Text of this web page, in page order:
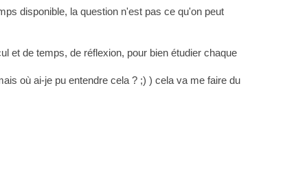
disponible, la question n'est pas ce qu'on peut
et de temps, de réflexion, pour bien étudier chaque
où ai-je pu entendre cela ? ;) ) cela va me faire du